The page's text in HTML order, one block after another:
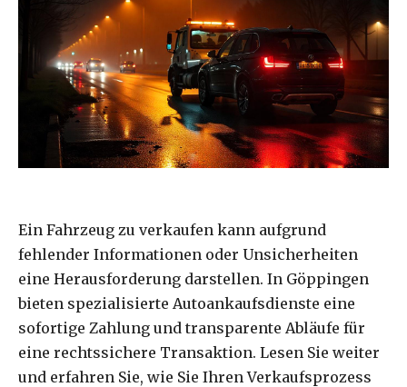
Ein Fahrzeug zu verkaufen kann aufgrund
fehlender Informationen oder Unsicherheiten
eine Herausforderung darstellen. In Göppingen
bieten spezialisierte Autoankaufsdienste eine
sofortige Zahlung und transparente Abläufe für
eine rechtssichere Transaktion. Lesen Sie weiter
und erfahren Sie, wie Sie Ihren Verkaufsprozess